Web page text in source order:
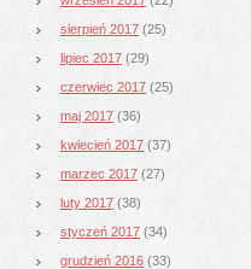
sierpień 2017 (25)
lipiec 2017 (29)
czerwiec 2017 (25)
maj 2017 (36)
kwiecień 2017 (37)
marzec 2017 (27)
luty 2017 (38)
styczeń 2017 (34)
grudzień 2016 (33)